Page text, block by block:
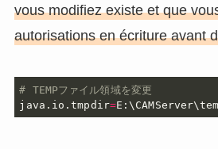
vous modifiez existe et que
autorisations en écriture avant
# TEMPファイル領域を変更
java.io.tmpdir=